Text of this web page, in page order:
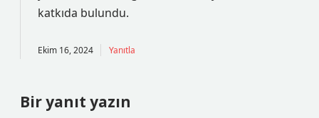
katkıda bulundu.
Ekim 16, 2024 Yanıtla
Bir yanıt yazın